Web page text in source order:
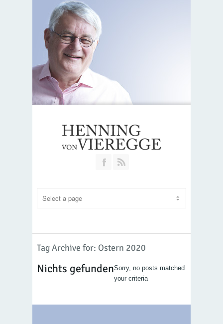
Join our Facebook Group
Tag Archive for: Ostern 2020
Nichts gefundenSorry, no posts matched
your criteria